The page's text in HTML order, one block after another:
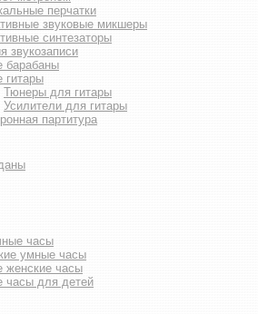
перчатки
звуковые микшеры
синтезаторы
звукозаписи
барабаны
гитары
Тюнеры для гитары
Усилители для гитары
партитура
часы
умные часы
женские часы
часы для детей